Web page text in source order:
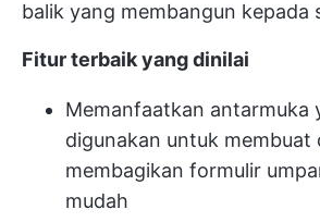
balik yang membangun kepada
Fitur terbaik yang dinilai
Memanfaatkan antarmuka
digunakan untuk membuat
membagikan formulir
mudah